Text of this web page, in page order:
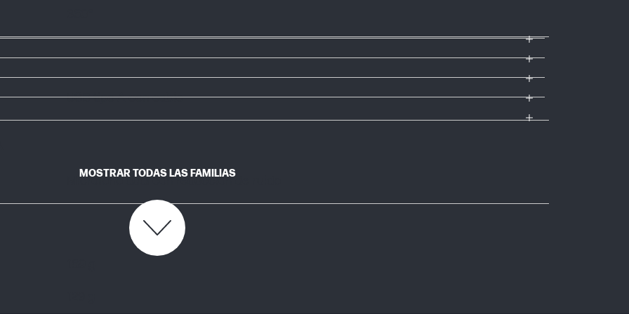
USB tipo A con cable
Micrófono dual con reducción de ruido
MOSTRAR TODAS LAS FAMILIAS